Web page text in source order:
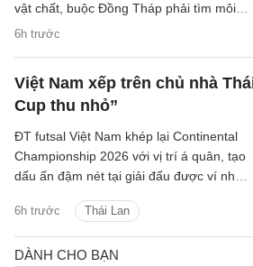
6h trước
vật chất, buộc Đồng Tháp phải tìm môi
trường phù hợp hơn để duy trì hoạt
Việt Nam xếp trên chủ nhà
Cup thu nhỏ”
6h trước Thái Lan
ĐT futsal Việt Nam khép lại Continental
Championship 2026 với vị trí á quân, tạo
dấu ấn đậm nét tại giải đấu được ví như